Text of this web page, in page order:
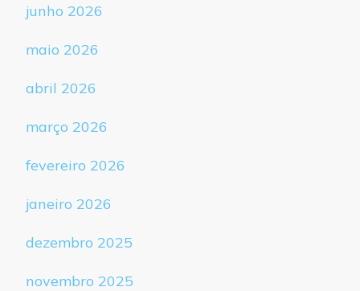
junho 2026
maio 2026
abril 2026
março 2026
fevereiro 2026
janeiro 2026
dezembro 2025
novembro 2025